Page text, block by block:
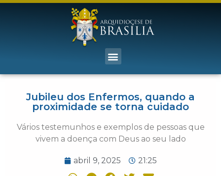
Jubileu dos Enfermos, quando a
proximidade se torna cuidado
Vários testemunhos e exemplos de pessoas que
vivem a doença com Deus ao seu lado
abril 9, 2025 21:25